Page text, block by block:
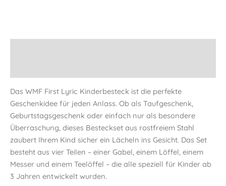
Das WMF First Lyric Kinderbesteck ist die perfekte
Geschenkidee für jeden Anlass. Ob als Taufgeschenk,
Geburtstagsgeschenk oder einfach nur als besondere
Überraschung, dieses Besteckset aus rostfreiem Stahl
zaubert Ihrem Kind sicher ein Lächeln ins Gesicht. Das Set
besteht aus vier Teilen – einer Gabel, einem Löffel, einem
Messer und einem Teelöffel – die alle speziell für Kinder ab
3 Jahren entwickelt wurden.